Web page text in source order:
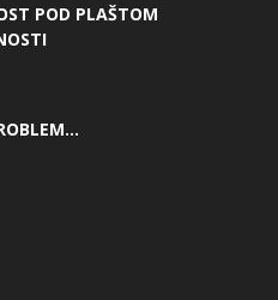
POD PLAŠTOM